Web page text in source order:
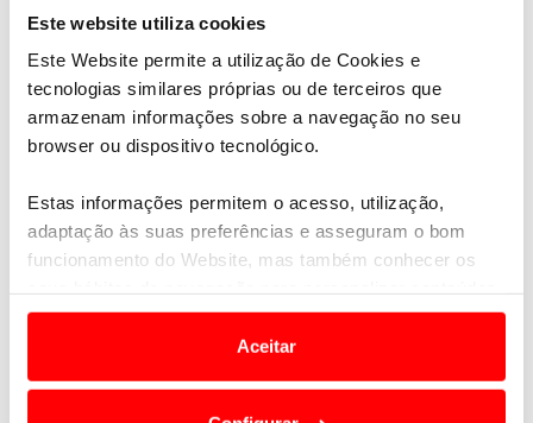
Este website utiliza cookies
Este Website permite a utilização de Cookies e
tecnologias similares próprias ou de terceiros que
armazenam informações sobre a navegação no seu
browser ou dispositivo tecnológico.
Estas informações permitem o acesso, utilização,
adaptação às suas preferências e asseguram o bom
funcionamento do Website, mas também conhecer os
e anúncios de modo a promover produtos e/ou serviços.
Em alguns casos, a utilização destas tecnologias
Aceitar
provas do WRC 2020.Esapekka Lappi e Teemu
todos os ralis, com a M-Sport Ford a contar ainda
com a participação do jovem britânicoGus
Greensmith em nove ralis do calendário mundial.